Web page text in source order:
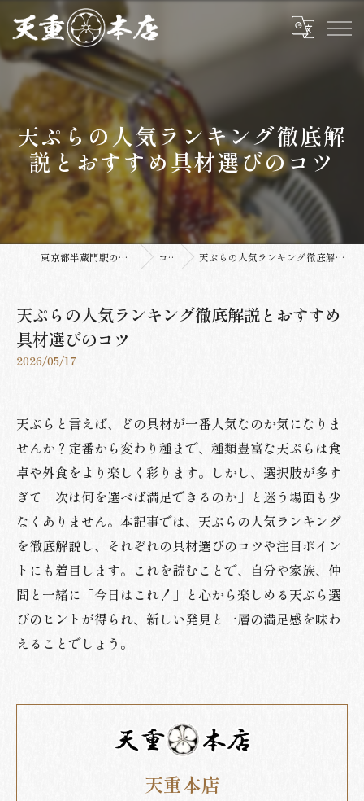
天ぷらの人気ランキング徹底解
説とおすすめ具材選びのコツ
東京都半蔵門駅の居酒屋なら天重本店 コラム 天ぷらの人気ランキング徹底解説とおすすめ具材選びのコツ
天ぷらの人気ランキング徹底解説とおすすめ
具材選びのコツ
2026/05/17
天ぷらと言えば、どの具材が一番人気なのか気になりま
せんか？定番から変わり種まで、種類豊富な天ぷらは食
卓や外食をより楽しく彩ります。しかし、選択肢が多す
ぎて「次は何を選べば満足できるのか」と迷う場面も少
なくありません。本記事では、天ぷらの人気ランキング
を徹底解説し、それぞれの具材選びのコツや注目ポイン
トにも着目します。これを読むことで、自分や家族、仲
間と一緒に「今日はこれ！」と心から楽しめる天ぷら選
びのヒントが得られ、新しい発見と一層の満足感を味わ
えることでしょう。
天重本店